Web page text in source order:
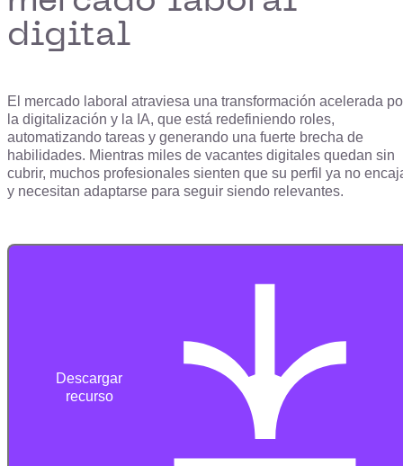
digital
El mercado laboral atraviesa una transformación acelerada
la digitalización y la IA, que está redefiniendo roles,
automatizando tareas y generando una fuerte brecha de
habilidades. Mientras miles de vacantes digitales quedan sin
cubrir, muchos profesionales sienten que su perfil ya no
y necesitan adaptarse para seguir siendo relevantes.
Descargar
recurso